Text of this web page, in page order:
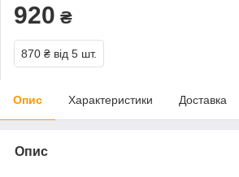
920 ₴
870 ₴ від 5 шт.
Опис Характеристики Доставка
Опис